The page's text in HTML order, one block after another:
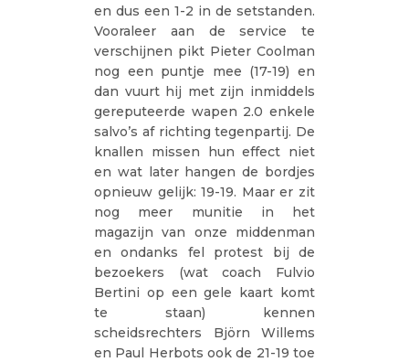
en dus een 1-2 in de setstanden.
Vooraleer aan de service te
verschijnen pikt Pieter Coolman
nog een puntje mee (17-19) en
dan vuurt hij met zijn inmiddels
gereputeerde wapen 2.0 enkele
salvo’s af richting tegenpartij. De
knallen missen hun effect niet
en wat later hangen de bordjes
opnieuw gelijk: 19-19. Maar er zit
nog meer munitie in het
magazijn van onze middenman
en ondanks fel protest bij de
bezoekers (wat coach Fulvio
Bertini op een gele kaart komt
te staan) kennen
scheidsrechters Björn Willems
en Paul Herbots ook de 21-19 toe